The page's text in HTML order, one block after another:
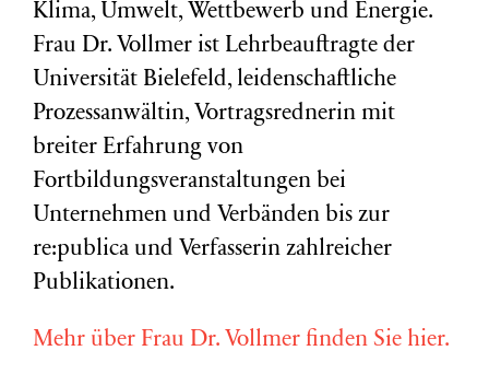
Klima, Umwelt, Wettbewerb und Energie.
Frau Dr. Vollmer ist Lehrbeauftragte der
Universität Bielefeld, leidenschaftliche
Prozessanwältin, Vortragsrednerin mit
breiter Erfahrung von
Fortbildungsveranstaltungen bei
Unternehmen und Verbänden bis zur
re:publica und Verfasserin zahlreicher
Publikationen.
Mehr über Frau Dr. Vollmer finden Sie hier.